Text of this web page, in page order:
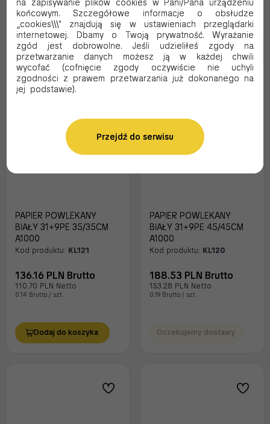
Dodaj do koszyka Dodaj do koszyka
PAPIER POWLEKANY
BIAŁY 31+9PE 35/35CM
A1000
Kod produktu: KL121
136.16 PLN Brutto
110.70 PLN Netto
0.14 Brutto / szt.
Dodaj do koszyka
PAPIER POWLEKANY
BIAŁY 31+9PE 45/45CM
A1000
Kod produktu: KL120
188.53 PLN Brutto
153.28 PLN Netto
0.19 Brutto / szt.
Oczekujemy dostawy
na zapisywanie plików cookies w Pani/Pana urządzeniu
końcowym. Szczegółowe informacje o obsłudze
„cookies\\\" znajdują się w ustawieniach przeglądarki
internetowej. Dbamy o Twoją prywatność. Wyrażanie
zgód jest dobrowolne. Jeśli udzieliłeś zgody na
przetwarzanie danych możesz ją w każdej chwili
wycofać (cofnięcie zgody oczywiście nie uchyli
zgodności z prawem przetwarzania już dokonanego na
jej podstawie).
Przejdź do serwisu